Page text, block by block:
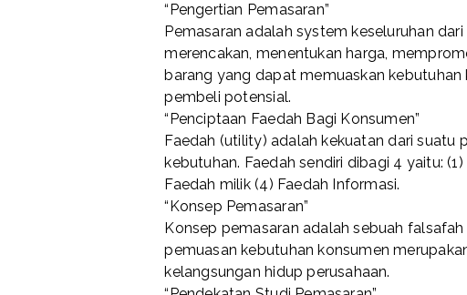
“Pengertian Pemasaran”
Pemasaran adalah system keseluruhan
merencakan, menentukan harga,
barang yang dapat memuaskan
pembeli potensial.
“Penciptaan Faedah Bagi Konsumen”
Faedah (utility) adalah kekuatan dari suatu
kebutuhan. Faedah sendiri dibagi 4 yaitu:
Faedah milik (4) Faedah Informasi.
“Konsep Pemasaran”
Konsep pemasaran adalah sebuah
pemuasan kebutuhan konsumen
kelangsungan hidup perusahaan.